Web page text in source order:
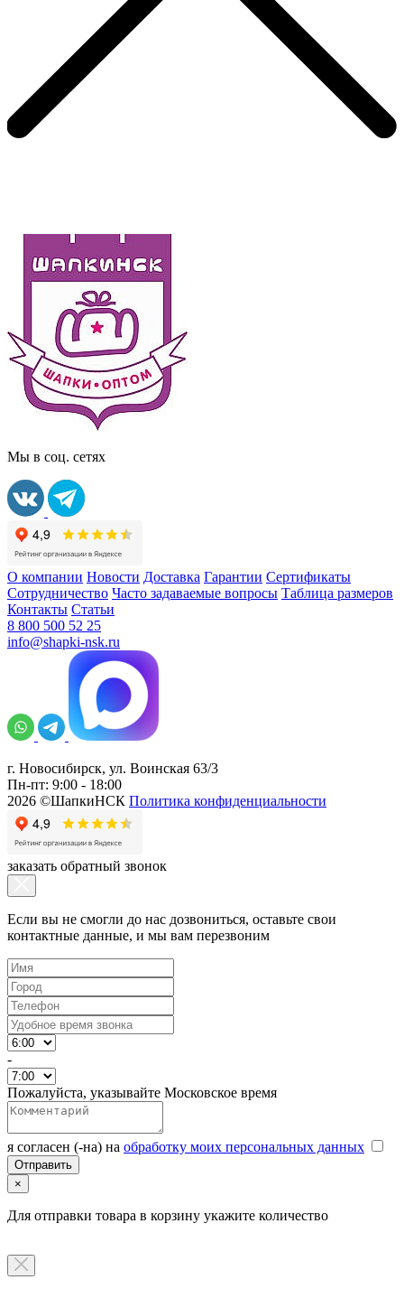
Мы в соц. сетях
О компании Новости Доставка Гарантии Сертификаты
Сотрудничество Часто задаваемые вопросы Таблица размеров
Контакты Статьи
8 800 500 52 25
info@shapki-nsk.ru
г. Новосибирск, ул. Воинская 63/3
Пн-пт: 9:00 - 18:00
2026 ©ШапкиНСК Политика конфиденциальности
заказать обратный звонок
Если вы не смогли до нас дозвониться, оставьте свои
контактные данные, и мы вам перезвоним
-
Пожалуйста, указывайте Московское время
я согласен (-на) на обработку моих персональных данных
×
Для отправки товара в корзину укажите количество